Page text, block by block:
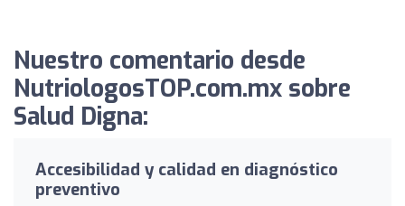
Nuestro comentario desde
NutriologosTOP.com.mx sobre
Salud Digna:
Accesibilidad y calidad en diagnóstico
preventivo